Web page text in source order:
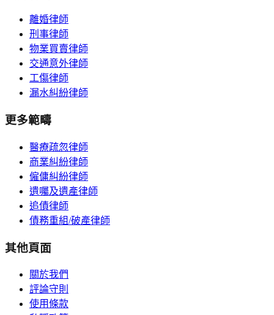
離婚律師
刑事律師
物業買賣律師
交通意外律師
工傷律師
漏水糾紛律師
更多範疇
醫療疏忽律師
商業糾紛律師
僱傭糾紛律師
遺囑及遺產律師
追債律師
債務重組/破產律師
其他頁面
關於我們
評論守則
使用條款